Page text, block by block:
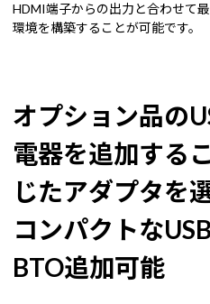
HDMI端子からの出力と合わせて
環境を構築することが可能です。
オプション品の
電器を追加する
じたアダプタを
コンパクトな
BTO追加可能